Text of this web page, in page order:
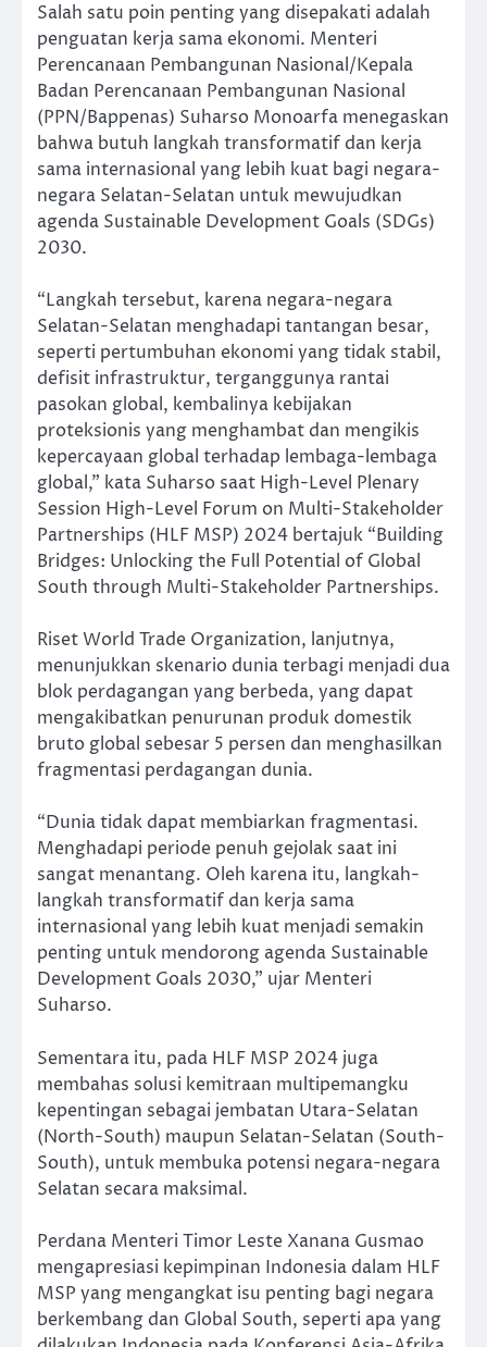
Salah satu poin penting yang disepakati adalah
penguatan kerja sama ekonomi. Menteri
Perencanaan Pembangunan Nasional/Kepala
Badan Perencanaan Pembangunan Nasional
(PPN/Bappenas) Suharso Monoarfa menegaskan
bahwa butuh langkah transformatif dan kerja
sama internasional yang lebih kuat bagi negara-
negara Selatan-Selatan untuk mewujudkan
agenda Sustainable Development Goals (SDGs)
2030.
“Langkah tersebut, karena negara-negara
Selatan-Selatan menghadapi tantangan besar,
seperti pertumbuhan ekonomi yang tidak stabil,
defisit infrastruktur, terganggunya rantai
pasokan global, kembalinya kebijakan
proteksionis yang menghambat dan mengikis
kepercayaan global terhadap lembaga-lembaga
global,” kata Suharso saat High-Level Plenary
Session High-Level Forum on Multi-Stakeholder
Partnerships (HLF MSP) 2024 bertajuk “Building
Bridges: Unlocking the Full Potential of Global
South through Multi-Stakeholder Partnerships.
Riset World Trade Organization, lanjutnya,
menunjukkan skenario dunia terbagi menjadi dua
blok perdagangan yang berbeda, yang dapat
mengakibatkan penurunan produk domestik
bruto global sebesar 5 persen dan menghasilkan
fragmentasi perdagangan dunia.
“Dunia tidak dapat membiarkan fragmentasi.
Menghadapi periode penuh gejolak saat ini
sangat menantang. Oleh karena itu, langkah-
langkah transformatif dan kerja sama
internasional yang lebih kuat menjadi semakin
penting untuk mendorong agenda Sustainable
Development Goals 2030,” ujar Menteri
Suharso.
Sementara itu, pada HLF MSP 2024 juga
membahas solusi kemitraan multipemangku
kepentingan sebagai jembatan Utara-Selatan
(North-South) maupun Selatan-Selatan (South-
South), untuk membuka potensi negara-negara
Selatan secara maksimal.
Perdana Menteri Timor Leste Xanana Gusmao
mengapresiasi kepimpinan Indonesia dalam HLF
MSP yang mengangkat isu penting bagi negara
berkembang dan Global South, seperti apa yang